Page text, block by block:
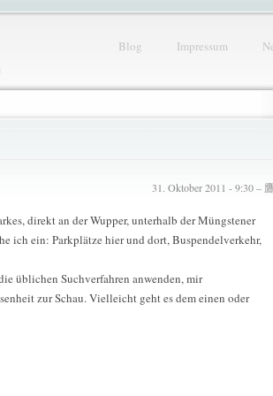
Blog Impressum
31. Oktober 2011 - 9:30 –
direkt an der Wupper, unterhalb der Müngstener
ich ein: Parkplätze hier und dort, Buspendelverkehr,
üblichen Suchverfahren anwenden, mir
zur Schau. Vielleicht geht es dem einen oder